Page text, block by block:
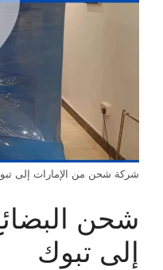
شركة شحن من الإمارات إلى
شحن
إلى تبوك